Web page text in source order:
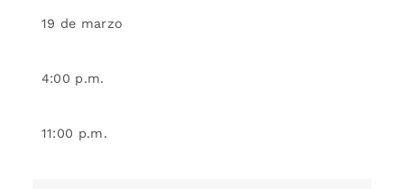
19 de marzo
4:00 p.m.
11:00 p.m.